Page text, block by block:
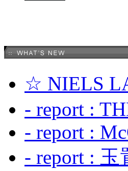
☆ NIELS
- report :
- report :
- report : 玉